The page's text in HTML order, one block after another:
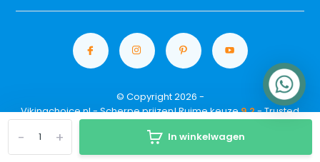
+
- In winkelwagen
© Copyright 2026 -
Vikingchoice.nl - Scherpe prijzen! Ruime keuze9.2- Trusted